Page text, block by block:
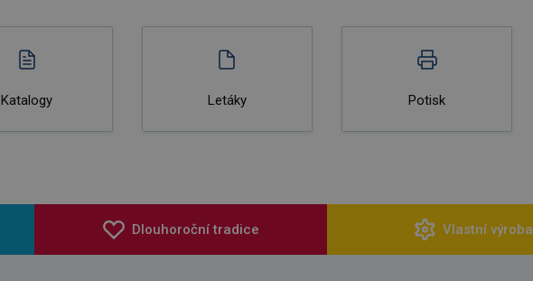
Katalogy Letáky Potisk
Dlouhoroční tradice Vlastní výroba